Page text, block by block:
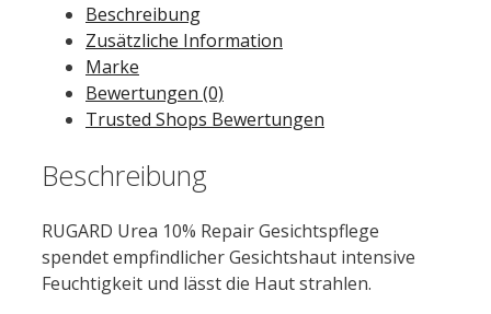
Beschreibung
Zusätzliche Information
Marke
Bewertungen (0)
Trusted Shops Bewertungen
Beschreibung
RUGARD Urea 10% Repair Gesichtspflege
spendet empfindlicher Gesichtshaut intensive
Feuchtigkeit und lässt die Haut strahlen.